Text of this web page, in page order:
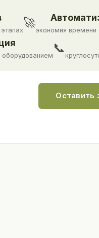
🚀
экономия времени
📞
Оставить